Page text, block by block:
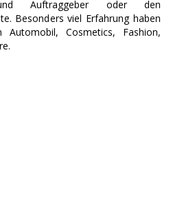
Auftraggeber oder den
Besonders viel Erfahrung haben
Cosmetics, Fashion,